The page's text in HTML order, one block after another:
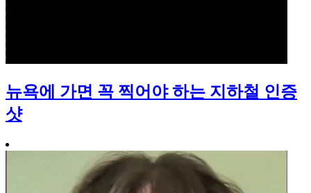
뉴욕에 가면 꼭 찍어야 하는 지하철 인증
샷